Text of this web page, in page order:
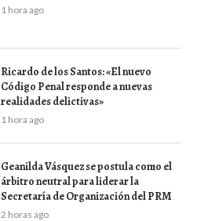
1 hora ago
Ricardo de los Santos: «El nuevo
Código Penal responde a nuevas
realidades delictivas»
1 hora ago
Geanilda Vásquez se postula como el
árbitro neutral para liderar la
Secretaría de Organización del PRM
2 horas ago